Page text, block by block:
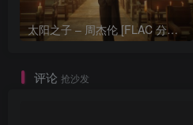
太阳之子 – 周杰伦 [FLAC 分轨 192Khz 24bit]
评论 抢沙发